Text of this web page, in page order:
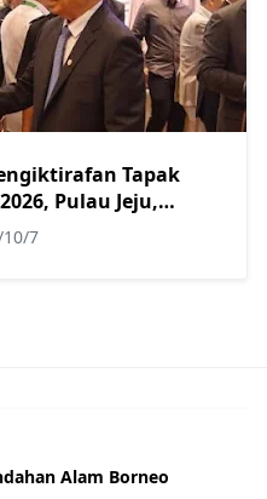
Tapak
Pulau Jeju,
7
Alam Borneo